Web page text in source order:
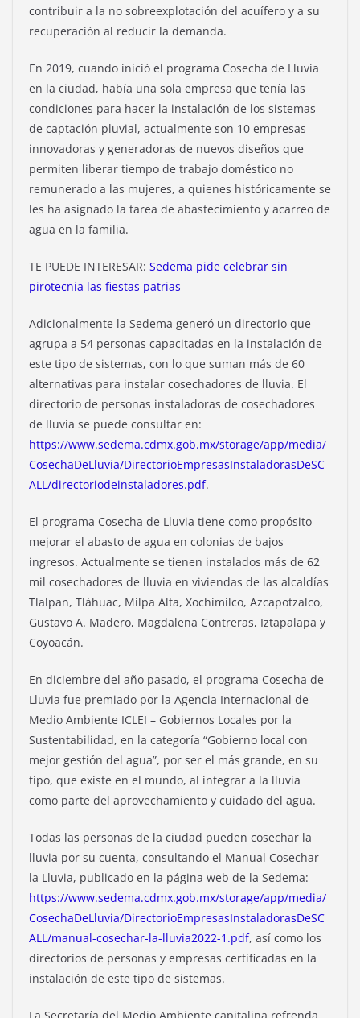
contribuir a la no sobreexplotación del acuífero y a su
recuperación al reducir la demanda.
En 2019, cuando inició el programa Cosecha de Lluvia
en la ciudad, había una sola empresa que tenía las
condiciones para hacer la instalación de los sistemas
de captación pluvial, actualmente son 10 empresas
innovadoras y generadoras de nuevos diseños que
permiten liberar tiempo de trabajo doméstico no
remunerado a las mujeres, a quienes históricamente se
les ha asignado la tarea de abastecimiento y acarreo de
agua en la familia.
TE PUEDE INTERESAR: Sedema pide celebrar sin
pirotecnia las fiestas patrias
Adicionalmente la Sedema generó un directorio que
agrupa a 54 personas capacitadas en la instalación de
este tipo de sistemas, con lo que suman más de 60
alternativas para instalar cosechadores de lluvia. El
directorio de personas instaladoras de cosechadores
de lluvia se puede consultar en:
https://www.sedema.cdmx.gob.mx/storage/app/media/
CosechaDeLluvia/DirectorioEmpresasInstaladorasDeSC
ALL/directoriodeinstaladores.pdf.
El programa Cosecha de Lluvia tiene como propósito
mejorar el abasto de agua en colonias de bajos
ingresos. Actualmente se tienen instalados más de 62
mil cosechadores de lluvia en viviendas de las alcaldías
Tlalpan, Tláhuac, Milpa Alta, Xochimilco, Azcapotzalco,
Gustavo A. Madero, Magdalena Contreras, Iztapalapa y
Coyoacán.
En diciembre del año pasado, el programa Cosecha de
Lluvia fue premiado por la Agencia Internacional de
Medio Ambiente ICLEI – Gobiernos Locales por la
Sustentabilidad, en la categoría “Gobierno local con
mejor gestión del agua”, por ser el más grande, en su
tipo, que existe en el mundo, al integrar a la lluvia
como parte del aprovechamiento y cuidado del agua.
Todas las personas de la ciudad pueden cosechar la
lluvia por su cuenta, consultando el Manual Cosechar
la Lluvia, publicado en la página web de la Sedema:
https://www.sedema.cdmx.gob.mx/storage/app/media/
CosechaDeLluvia/DirectorioEmpresasInstaladorasDeSC
ALL/manual-cosechar-la-lluvia2022-1.pdf, así como los
directorios de personas y empresas certificadas en la
instalación de este tipo de sistemas.